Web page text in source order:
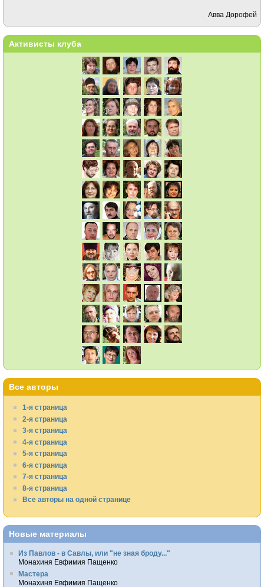
Авва Дорофей
Активисты клуба
Все авторы
1-я страница
2-я страница
3-я страница
4-я страница
5-я страница
6-я страница
7-я страница
8-я страница
Все авторы на одной странице
Новые материалы
Из Павлов - в Савлы, или "не зная броду..."
Монахиня Евфимия Пащенко
Мастера
Монахиня Евфимия Пащенко